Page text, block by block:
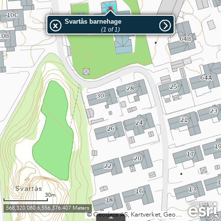
©️ Geodata AS, Kartverket, Geovekst og kommunene, OpenStreetMap
Svartås barnehage
(1 of 1)
30m
568,320.080 6,556,376.407 Meters